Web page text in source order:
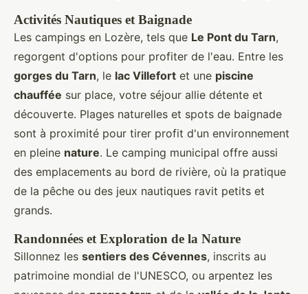
Activités Nautiques et Baignade
Les campings en Lozère, tels que Le Pont du Tarn,
regorgent d'options pour profiter de l'eau. Entre les
gorges du Tarn, le lac Villefort et une piscine
chauffée sur place, votre séjour allie détente et
découverte. Plages naturelles et spots de baignade
sont à proximité pour tirer profit d'un environnement
en pleine nature. Le camping municipal offre aussi
des emplacements au bord de rivière, où la pratique
de la pêche ou des jeux nautiques ravit petits et
grands.
Randonnées et Exploration de la Nature
Sillonnez les sentiers des Cévennes, inscrits au
patrimoine mondial de l'UNESCO, ou arpentez les